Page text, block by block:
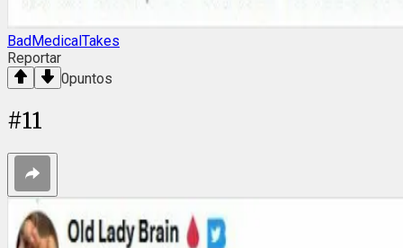
BadMedicalTakes
Reportar
0puntos
#11